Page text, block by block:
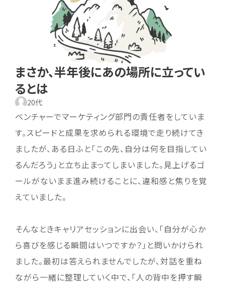
まさか、半年後にあの場所に立ってい
るとは
20代
ベンチャーでマーケティング部門の責任者をしていま
す。スピードと成果を求められる環境で走り続けてき
ましたが、ある日ふと「この先、自分は何を目指してい
るんだろう」と立ち止まってしまいました。見上げるゴ
ールがないまま進み続けることに、違和感と焦りを覚
えていました。
そんなときキャリアセッションに出会い、「自分が心か
ら喜びを感じる瞬間はいつですか？」と問いかけられ
ました。最初は答えられませんでしたが、対話を重ね
ながら一緒に整理していく中で、「人の背中を押す瞬